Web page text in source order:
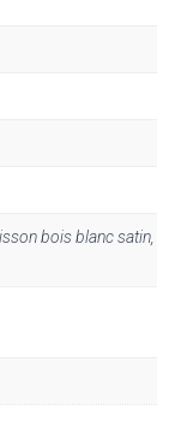
bois blanc satin,